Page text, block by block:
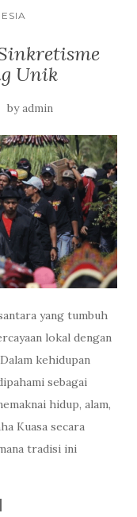
Unik
byadmin
yang tumbuh
lokal dengan
kehidupan
sebagai
hidup, alam,
Kuasa secara
tradisi ini